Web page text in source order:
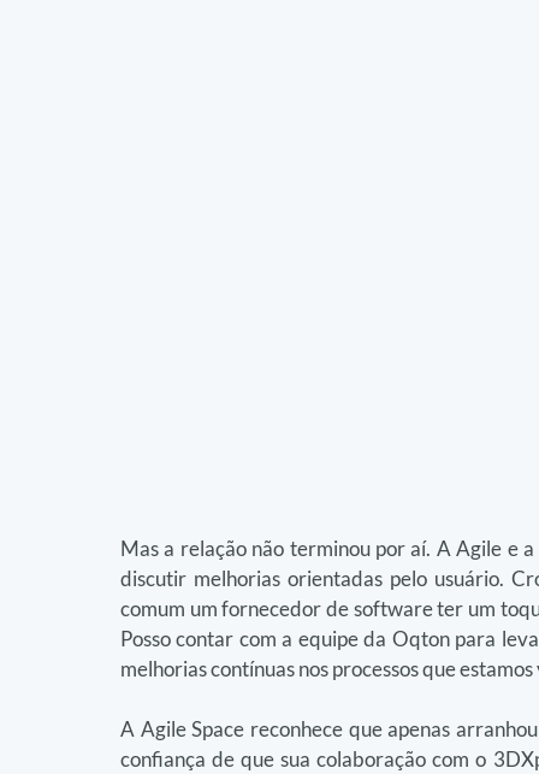
Mas a relação não terminou por aí. A Agile e
discutir melhorias orientadas pelo usuário.
comum um fornecedor de software ter um
Posso contar com a equipe da Oqton para
melhorias contínuas nos processos que
A Agile Space reconhece que apenas
confiança de que sua colaboração com o